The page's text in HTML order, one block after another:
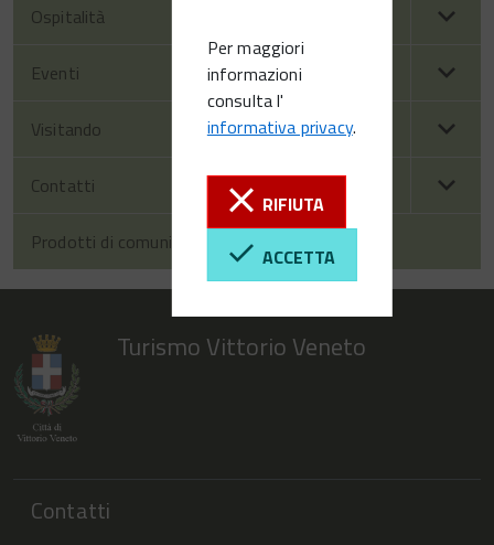
Per maggiori
informazioni
consulta l'
informativa privacy.
RIFIUTA
ACCETTA
Ospitalità
Eventi
Visitando
Contatti
Prodotti di comunicazione
Turismo Vittorio Veneto
Contatti